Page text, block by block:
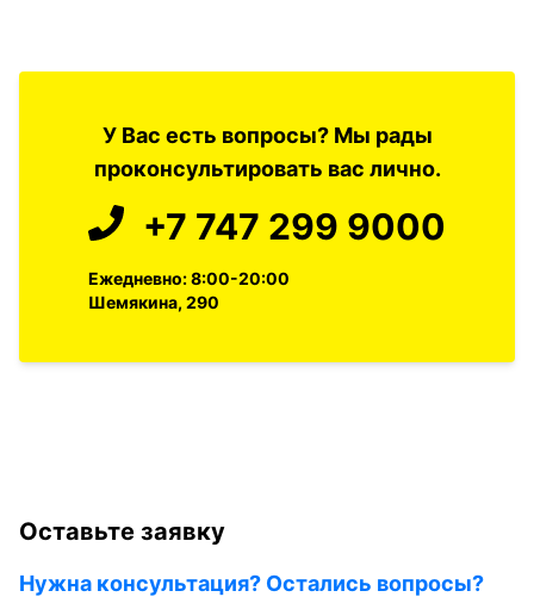
У Вас есть вопросы? Мы рады
проконсультировать вас лично.
+7 747 299 9000
Ежедневно: 8:00-20:00
Шемякина, 290
Оставьте заявку
Нужна консультация? Остались вопросы?